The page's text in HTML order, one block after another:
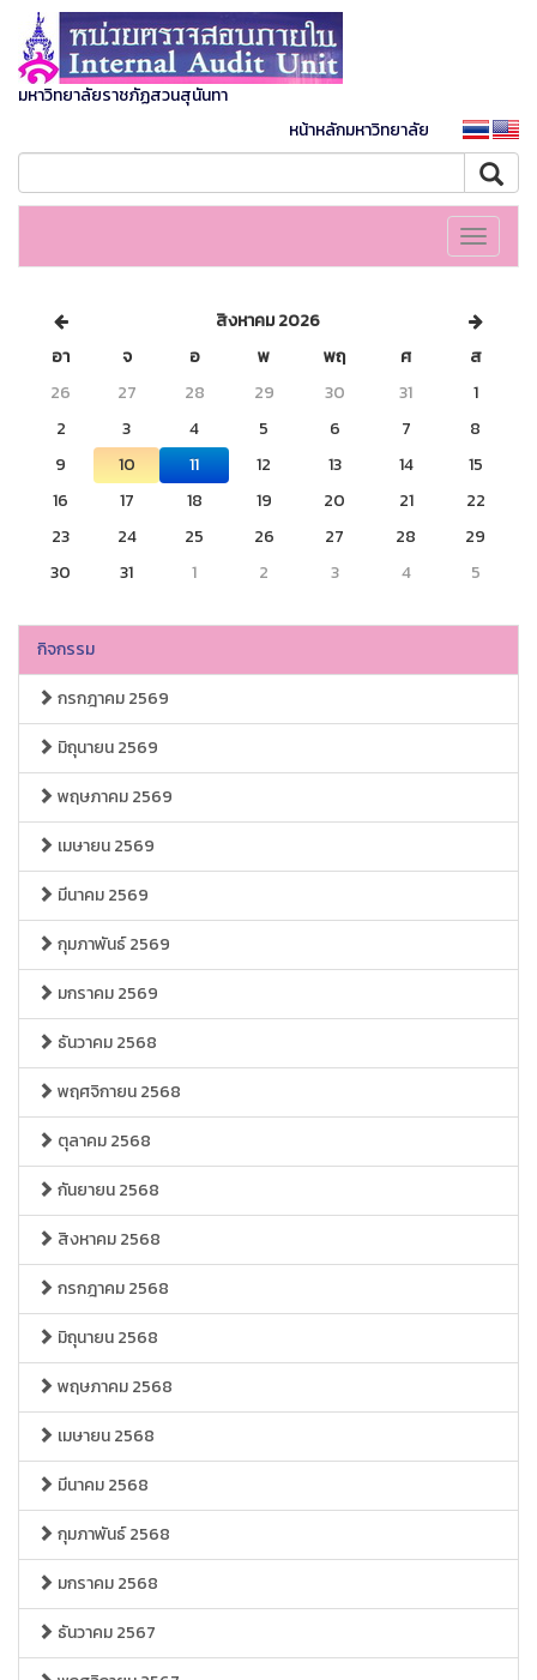
มหาวิทยาลัยราชภัฏสวนสุนันทา
หน้าหลักมหาวิทยาลัย
Toggle
สิงหาคม 2026
อา
จ อ พ พฤ ศ
ส
26
27 28 29 30 31
1
2
3 4 5 6 7
8
9
10 11 12 13 14
15
16
17 18 19 20 21
22
23
24 25 26 27 28
29
30
31 1 2 3 4 5
กิจกรรม
กรกฎาคม 2569
มิถุนายน 2569
พฤษภาคม 2569
เมษายน 2569
มีนาคม 2569
กุมภาพันธ์ 2569
มกราคม 2569
ธันวาคม 2568
พฤศจิกายน 2568
ตุลาคม 2568
กันยายน 2568
สิงหาคม 2568
กรกฎาคม 2568
มิถุนายน 2568
พฤษภาคม 2568
เมษายน 2568
มีนาคม 2568
กุมภาพันธ์ 2568
มกราคม 2568
ธันวาคม 2567